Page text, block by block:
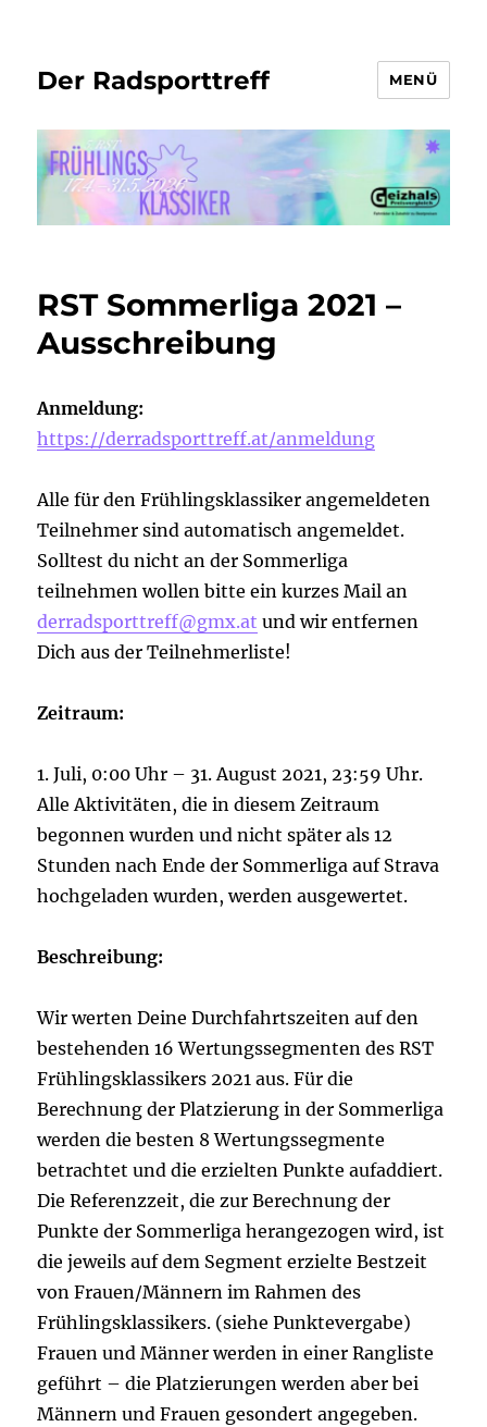
Der Radsporttreff MENÜ
RST Sommerliga 2021 –
Ausschreibung
Anmeldung:
https://derradsporttreff.at/anmeldung
Alle für den Frühlingsklassiker angemeldeten
Teilnehmer sind automatisch angemeldet.
Solltest du nicht an der Sommerliga
teilnehmen wollen bitte ein kurzes Mail an
derradsporttreff@gmx.at und wir entfernen
Dich aus der Teilnehmerliste!
Zeitraum:
1. Juli, 0:00 Uhr – 31. August 2021, 23:59 Uhr.
Alle Aktivitäten, die in diesem Zeitraum
begonnen wurden und nicht später als 12
Stunden nach Ende der Sommerliga auf Strava
hochgeladen wurden, werden ausgewertet.
Beschreibung:
Wir werten Deine Durchfahrtszeiten auf den
bestehenden 16 Wertungssegmenten des RST
Frühlingsklassikers 2021 aus. Für die
Berechnung der Platzierung in der Sommerliga
werden die besten 8 Wertungssegmente
betrachtet und die erzielten Punkte aufaddiert.
Die Referenzzeit, die zur Berechnung der
Punkte der Sommerliga herangezogen wird, ist
die jeweils auf dem Segment erzielte Bestzeit
von Frauen/Männern im Rahmen des
Frühlingsklassikers. (siehe Punktevergabe)
Frauen und Männer werden in einer Rangliste
geführt – die Platzierungen werden aber bei
Männern und Frauen gesondert angegeben.